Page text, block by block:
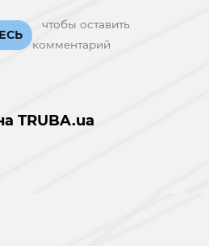
чтобы оставить
комментарий
TRUBA.ua